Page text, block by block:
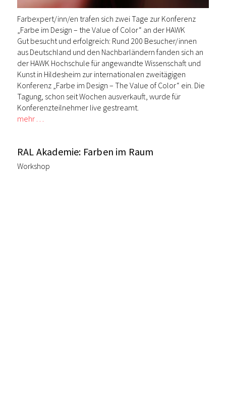
Farbexpert/inn/en trafen sich zwei Tage zur Konferenz
„Farbe im Design – the Value of Color“ an der HAWK
Gut besucht und erfolgreich: Rund 200 Besucher/innen
aus Deutschland und den Nachbarländern fanden sich an
der HAWK Hochschule für angewandte Wissenschaft und
Kunst in Hildesheim zur internationalen zweitägigen
Konferenz „Farbe im Design – The Value of Color“ ein. Die
Tagung, schon seit Wochen ausverkauft, wurde für
Konferenzteilnehmer live gestreamt.
mehr …
RAL Akademie: Farben im Raum
Workshop